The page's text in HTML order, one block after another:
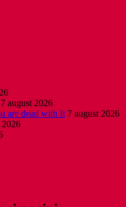
7 august 2026
are dead with It 7 august 2026
2026